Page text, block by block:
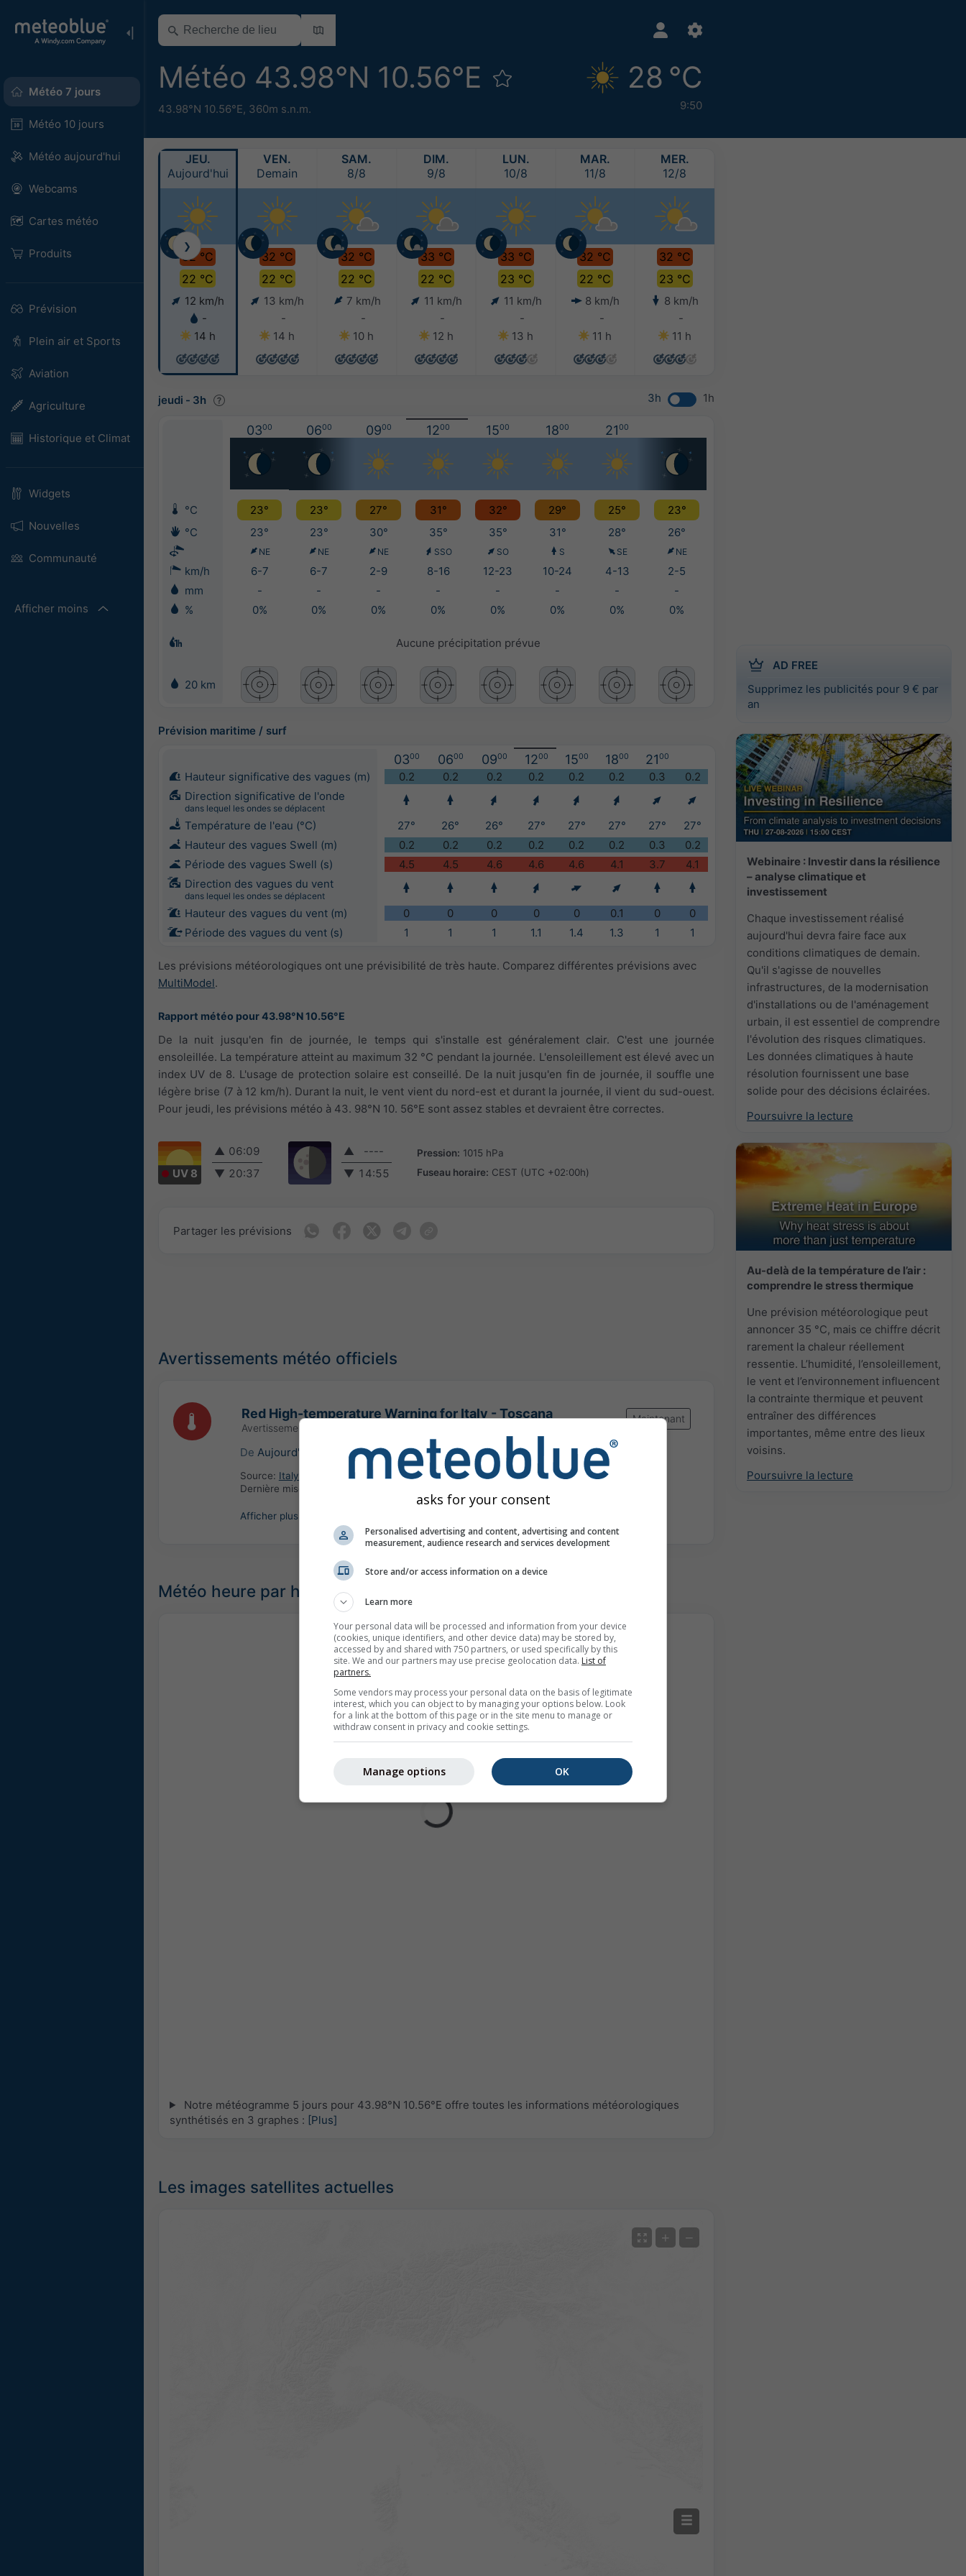
Météo 7 jours
Météo 10 jours
Météo aujourd'hui
Webcams
Cartes météo
Produits
Prévision
Plein air et Sports
Aviation
Agriculture
Historique et Climat
Widgets
Nouvelles
Communauté
Afficher moins
Météo 43.98°N 10.56°E
43.98°N 10.56°E, 360m s.n.m.
28 °C
9:50
AD FREE
Supprimez les publicités pour 9 € par
an
Webinaire : Investir dans la résilience
– analyse climatique et
investissement
Chaque investissement réalisé
aujourd'hui devra faire face aux
conditions climatiques de demain.
Qu'il s'agisse de nouvelles
infrastructures, de la modernisation
d'installations ou de l'aménagement
urbain, il est essentiel de comprendre
l'évolution des risques climatiques.
Les données climatiques à haute
résolution fournissent une base
solide pour des décisions éclairées.
Poursuivre la lecture
Au-delà de la température de l’air :
comprendre le stress thermique
Une prévision météorologique peut
annoncer 35 °C, mais ce chiffre décrit
rarement la chaleur réellement
ressentie. L’humidité, l’ensoleillement,
le vent et l’environnement influencent
la contrainte thermique et peuvent
entraîner des différences
importantes, même entre des lieux
voisins.
Poursuivre la lecture
JEU.
Aujourd'hui
32 °C
22 °C
12 km/h
-
14 h
VEN.
Demain
32 °C
22 °C
13 km/h
-
14 h
SAM.
8/8
32 °C
22 °C
7 km/h
-
10 h
DIM.
9/8
33 °C
22 °C
11 km/h
-
12 h
LUN.
10/8
33 °C
23 °C
11 km/h
-
13 h
MAR.
11/8
32 °C
22 °C
8 km/h
-
11 h
MER.
12/8
32 °C
23 °C
8 km/h
-
11 h
❯
jeudi - 3h 3h 1h
0300 0600 0900 1200 1500 1800 2100
°C 23° 23° 27° 31° 32° 29° 25°
23°
°C
23° 23° 30° 35° 35° 31° 28° 26°
NE NE NE SSO SO S SE NE
km/h 6-7 6-7 2-9 8-16 12-23 10-24 4-13
2-5
mm
- - - - - - -
-
%
0% 0% 0% 0% 0% 0% 0% 0%
Aucune précipitation prévue
20 km
Prévision maritime / surf
0300 0600 0900 1200 1500 1800 2100
Hauteur significative des vagues (m) 0.2 0.2 0.2 0.2 0.2 0.2 0.3
0.2
Direction significative de l'onde
dans lequel les ondes se déplacent
Température de l'eau (°C) 27° 26° 26° 27° 27° 27° 27°
27°
Hauteur des vagues Swell (m)
0.2 0.2 0.2 0.2 0.2 0.2 0.3
0.2
Période des vagues Swell (s)
4.5 4.5 4.6 4.6 4.6 4.1 3.7
4.1
Direction des vagues du vent
dans lequel les ondes se déplacent
Hauteur des vagues du vent (m) 0 0 0 0 0 0.1 0
0
Période des vagues du vent (s)
1 1 1 1.1 1.4 1.3 1 1
Les prévisions météorologiques ont une prévisibilité de très haute. Comparez différentes prévisions avec
MultiModel.
Rapport météo pour 43.98°N 10.56°E
De la nuit jusqu'en fin de journée, le temps qui s'installe est généralement clair. C'est une journée
ensoleillée. La température atteint au maximum 32 °C pendant la journée. L'ensoleillement est élevé avec un
index UV de 8. L'usage de protection solaire est conseillé. De la nuit jusqu'en fin de journée, il souffle une
légère brise (7 à 12 km/h). Durant la nuit, le vent vient du nord-est et durant la journée, il vient du sud-ouest.
Pour jeudi, les prévisions météo à 43. 98°N 10. 56°E sont assez stables et devraient être correctes.
UV 8
▲ 06:09
▼ 20:37
▲
----
▼ 14:55
Pression: 1015 hPa
Fuseau horaire: CEST (UTC +02:00h)
Partager les prévisions
Avertissements météo officiels
Red High-temperature Warning for Italy - Toscana
Avertissement météorologique extrême
Maintenant
De Aujourd'hui 09:00(il y a 2 heures) Jusqu'à Samedi 23:59 (dans 2 jours)
Source: Italy: Centro Nazionale di Meteorologia e Climatologia Aeronautica (CNMCA)
Dernière mise à jour:
Afficher plus
Météo heure par heure à 43.98°N 10.56°E
Notre météogramme 5 jours pour 43.98°N 10.56°E offre toutes les informations météorologiques
synthétisés en 3 graphes : [Plus]
Les images satellites actuelles
+ −
asks for your consent
Personalised advertising and content, advertising and content
measurement, audience research and services development
Store and/or access information on a device
Learn more
Your personal data will be processed and information from your device
(cookies, unique identifiers, and other device data) may be stored by,
accessed by and shared with 750 partners, or used specifically by this
site. We and our partners may use precise geolocation data. List of
partners.
Some vendors may process your personal data on the basis of legitimate
interest, which you can object to by managing your options below. Look
for a link at the bottom of this page or in the site menu to manage or
withdraw consent in privacy and cookie settings.
OK
Manage options